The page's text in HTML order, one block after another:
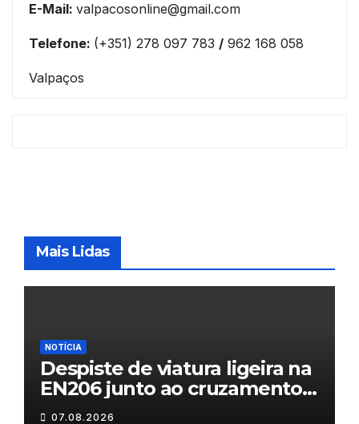
E-Mail: valpacosonline@gmail.com
Telefone: (+351) 278 097 783 / 962 168 058
Valpaços
Mais Lidas
NOTÍCIA
Despiste de viatura ligeira na
EN206 junto ao cruzamento
Fornos do Pinhal
07.08.2026